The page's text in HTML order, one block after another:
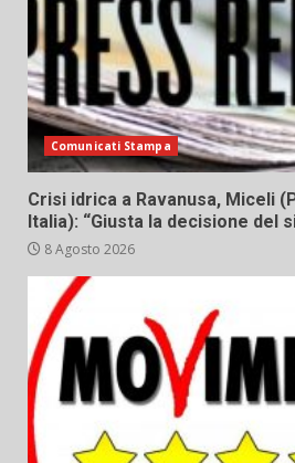
Comunicati Stampa
Crisi idrica a Ravanusa, Miceli
Italia): “Giusta la decisione del
8 Agosto 2026